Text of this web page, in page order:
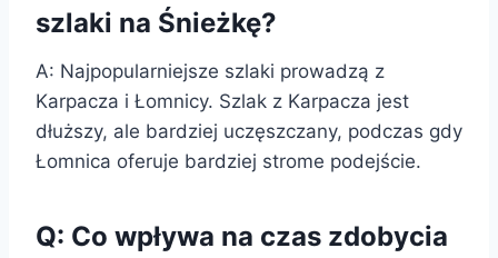
szlaki na Śnieżkę?
A: Najpopularniejsze szlaki prowadzą z
Karpacza i Łomnicy. Szlak z Karpacza jest
dłuższy, ale bardziej uczęszczany, podczas gdy
Łomnica oferuje bardziej strome podejście.
Q: Co wpływa na czas zdobycia